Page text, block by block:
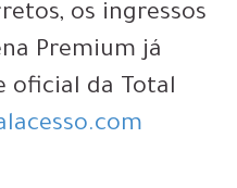
os ingressos
Premium já
oficial da Total